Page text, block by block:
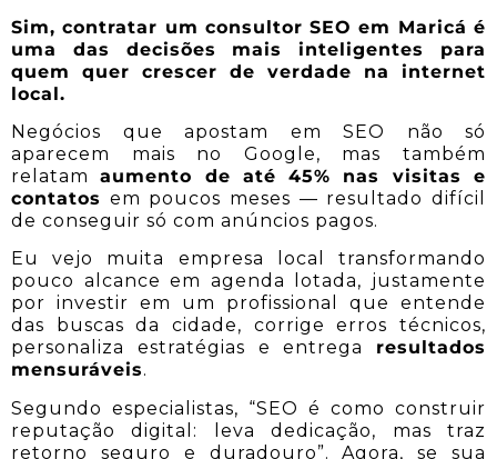
Sim, contratar um consultor SEO em Maricá é
uma das decisões mais inteligentes para
quem quer crescer de verdade na internet
local.
Negócios que apostam em SEO não só
aparecem mais no Google, mas também
relatamaumento de até 45% nas visitas e
contatos em poucos meses — resultado difícil
de conseguir só com anúncios pagos.
Eu vejo muita empresa local transformando
pouco alcance em agenda lotada, justamente
por investir em um profissional que entende
das buscas da cidade, corrige erros técnicos,
personaliza estratégias e entrega resultados
mensuráveis.
Segundo especialistas, “SEO é como construir
reputação digital: leva dedicação, mas traz
retorno seguro e duradouro”. Agora, se sua